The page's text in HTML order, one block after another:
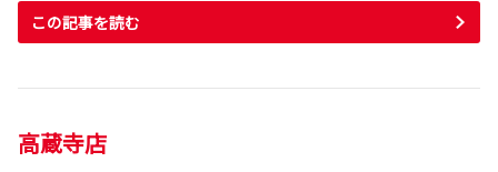
この記事を読む
高蔵寺店